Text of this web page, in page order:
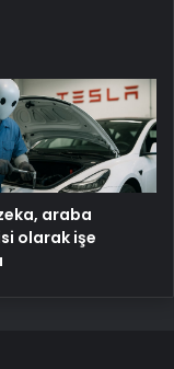
araba
olarak işe